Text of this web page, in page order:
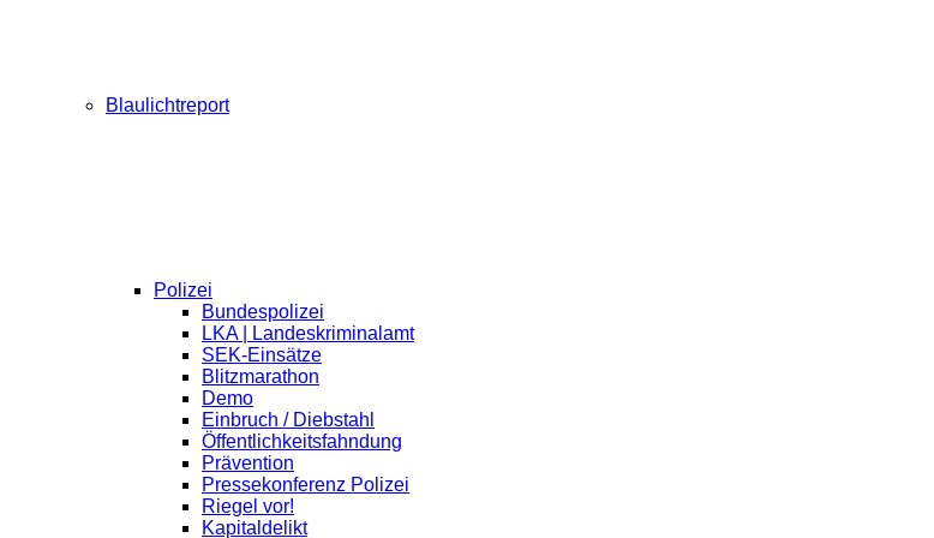
Blaulichtreport
Polizei
Bundespolizei
LKA | Landeskriminalamt
SEK-Einsätze
Blitzmarathon
Demo
Einbruch / Diebstahl
Öffentlichkeitsfahndung
Prävention
Pressekonferenz Polizei
Riegel vor!
Kapitaldelikt